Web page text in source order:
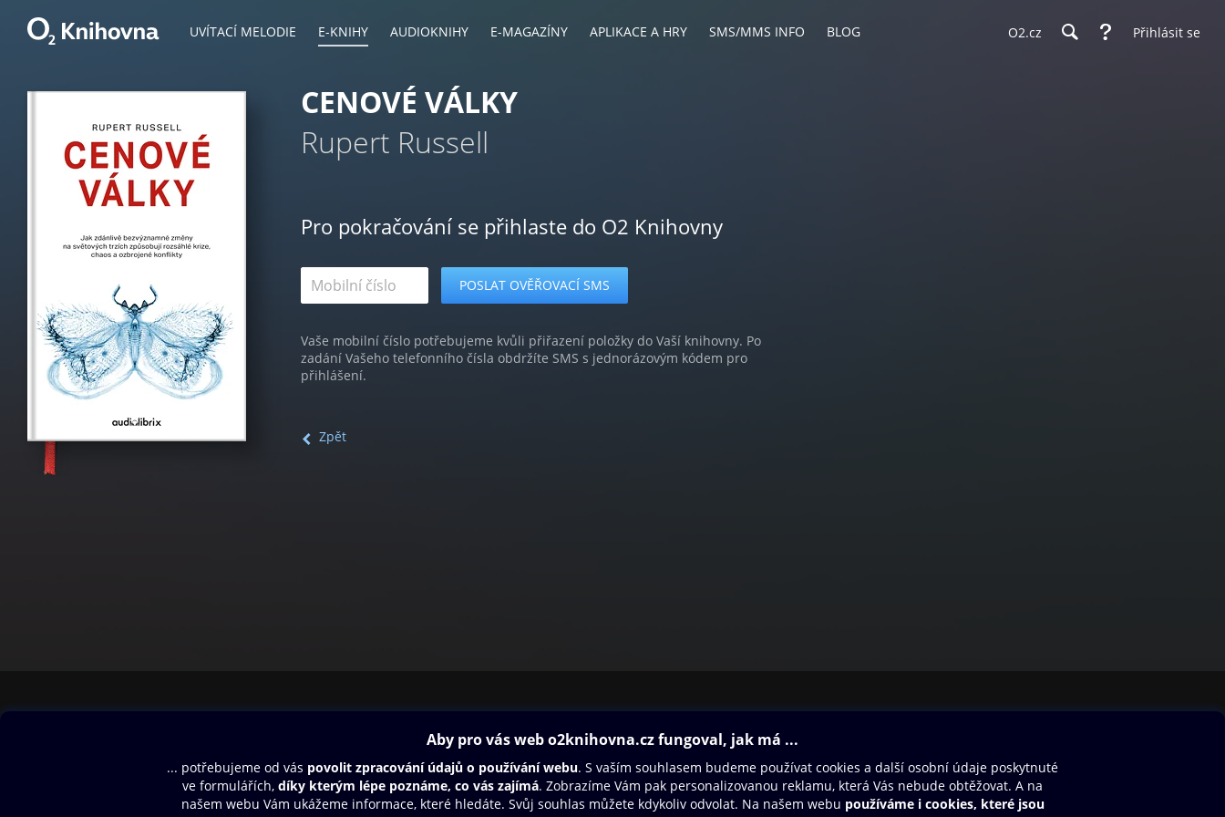
UVÍTACÍ MELODIE E-KNIHY AUDIOKNIHY E-MAGAZÍNY APLIKACE A HRY SMS/MMS INFO BLOG O2.cz Přihlásit se
CENOVÉ VÁLKY
Rupert Russell
Pro pokračování se přihlaste do O2 Knihovny
Vaše mobilní číslo potřebujeme kvůli přiřazení položky do Vaší knihovny. Po
zadání Vašeho telefonního čísla obdržíte SMS s jednorázovým kódem pro
přihlášení.
Zpět
Aplikace a hry
SMS/MMS Info
Blog
Dárkový poukaz
Nápověda
Oneplay Originály
Sport